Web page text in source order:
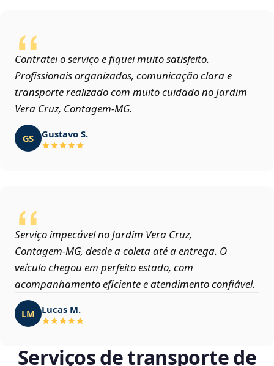
Contratei o serviço e fiquei muito satisfeito.
Profissionais organizados, comunicação clara e
transporte realizado com muito cuidado no Jardim
Vera Cruz, Contagem‑MG.
GS Gustavo S.
Serviço impecável no Jardim Vera Cruz,
Contagem‑MG, desde a coleta até a entrega. O
veículo chegou em perfeito estado, com
acompanhamento eficiente e atendimento confiável.
LM Lucas M.
Serviços de transporte de